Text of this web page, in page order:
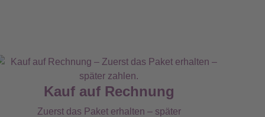
Kauf auf Rechnung
Zuerst das Paket erhalten – später